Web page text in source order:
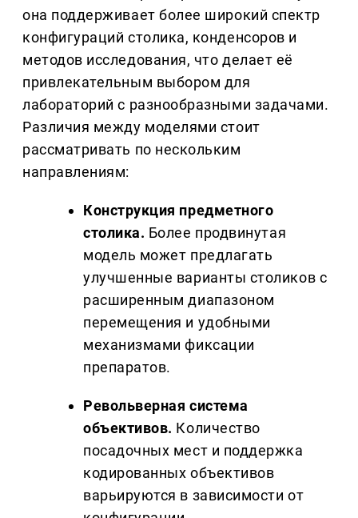
она поддерживает более широкий спектр
конфигураций столика, конденсоров и
методов исследования, что делает её
привлекательным выбором для
лабораторий с разнообразными задачами.
Различия между моделями стоит
рассматривать по нескольким
направлениям:
Конструкция предметного
столика. Более продвинутая
модель может предлагать
улучшенные варианты столиков с
расширенным диапазоном
перемещения и удобными
механизмами фиксации
препаратов.
Револьверная система
объективов. Количество
посадочных мест и поддержка
кодированных объективов
варьируются в зависимости от